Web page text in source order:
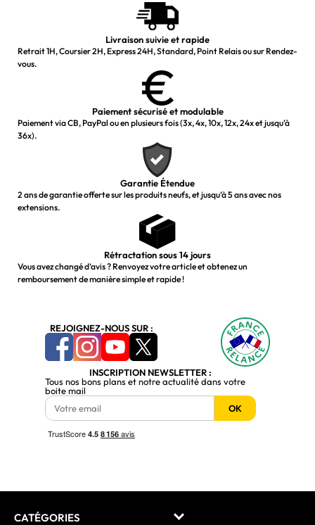
Livraison suivie et rapide
Retrait 1H, Coursier 2H, Express 24H, Standard, Point Relais ou sur Rendez-
vous.
Paiement sécurisé et modulable
Paiement via CB, PayPal ou en plusieurs fois (3x, 4x, 10x, 12x, 24x et jusqu’à
36x).
Garantie Étendue
2 ans de garantie offerte sur les produits neufs, et jusqu’à 5 ans avec nos
extensions.
Rétractation sous 14 jours
Vous avez changé d’avis ? Renvoyez votre article et obtenez un
remboursement de manière simple et rapide !
REJOIGNEZ-NOUS SUR :
INSCRIPTION NEWSLETTER :
Tous nos bons plans et notre actualité dans votre
boite mail
OK
CATÉGORIES